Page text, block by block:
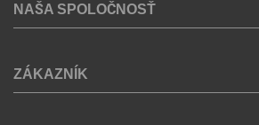
NAŠA SPOLOČNOSŤ
ZÁKAZNÍK